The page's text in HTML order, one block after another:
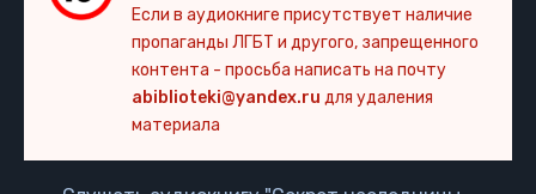
Если в аудиокниге присутствует наличие
пропаганды ЛГБТ и другого, запрещенного
контента - просьба написать на почту
abiblioteki@yandex.ru для удаления
материала